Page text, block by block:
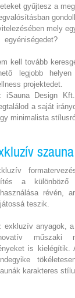
gyűjtesz a
mely
egyéniségedet?
kell tovább
legjobb
projektedet.
iSauna Design
a saját
minimalista
a különböző
révén,
teszik.
exkluzív anyagok,
műszaki
is kielégítik.
karakteres